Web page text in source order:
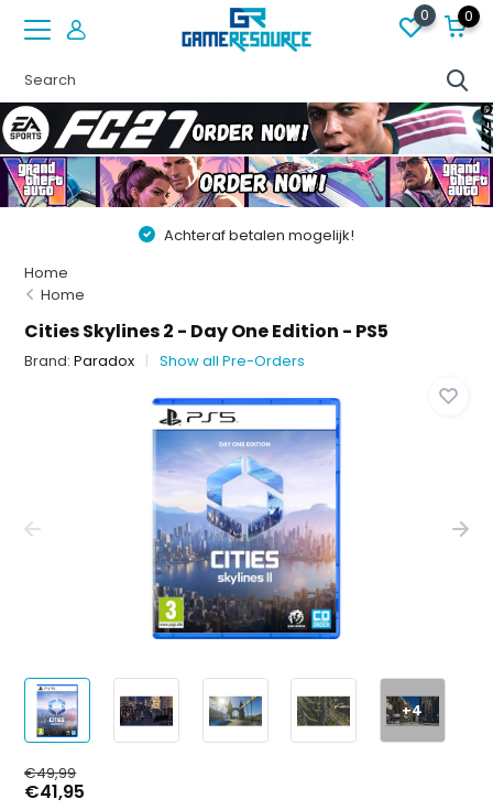
0 0
Achteraf betalen mogelijk!
Home
Home
Cities Skylines 2 - Day One Edition - PS5
Brand:Paradox Show all Pre-Orders
+4
€49,99
€41,95